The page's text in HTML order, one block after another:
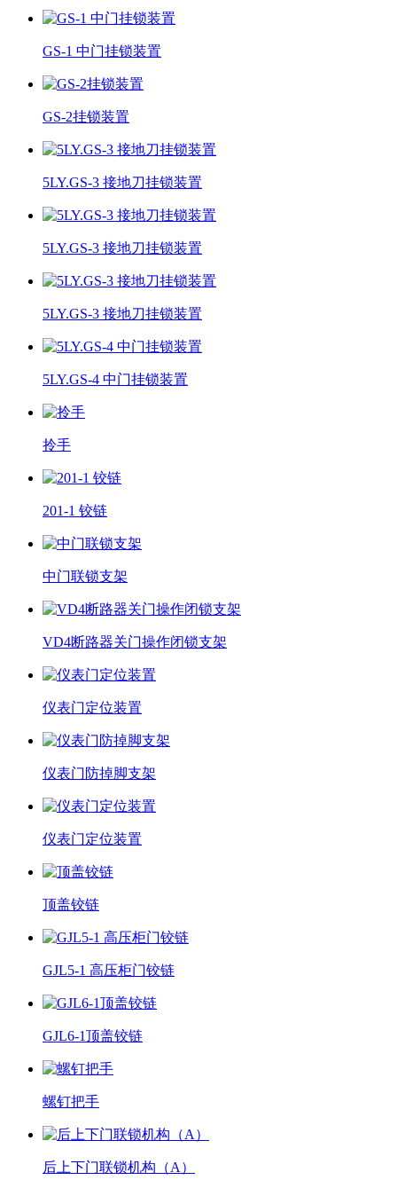
GS-1 中门挂锁装置
GS-2挂锁装置
5LY.GS-3 接地刀挂锁装置
5LY.GS-3 接地刀挂锁装置
5LY.GS-3 接地刀挂锁装置
5LY.GS-4 中门挂锁装置
拎手
201-1 铰链
中门联锁支架
VD4断路器关门操作闭锁支架
仪表门定位装置
仪表门防掉脚支架
仪表门定位装置
顶盖铰链
GJL5-1 高压柜门铰链
GJL6-1顶盖铰链
螺钉把手
后上下门联锁机构（A）